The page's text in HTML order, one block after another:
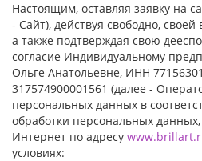
Настоящим, оставляя заявку на
- Сайт), действуя свободно,
а также подтверждая свою
согласие Индивидуальному
Ольге Анатольевне, ИНН
317574900001561 (далее -
персональных данных в
обработки персональных
Интернет по адресу
условиях: